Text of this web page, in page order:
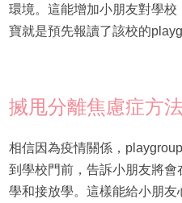
環境。這能增加小朋友對學
寶就是預先報讀了該校的
搣甩分離焦慮症方
相信因為疫情關係，
到學校門前，告訴小朋友將
學和接放學。這樣能給小朋